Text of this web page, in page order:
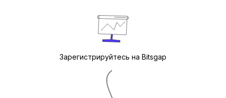
Зарегистрируйтесь на Bitsgap